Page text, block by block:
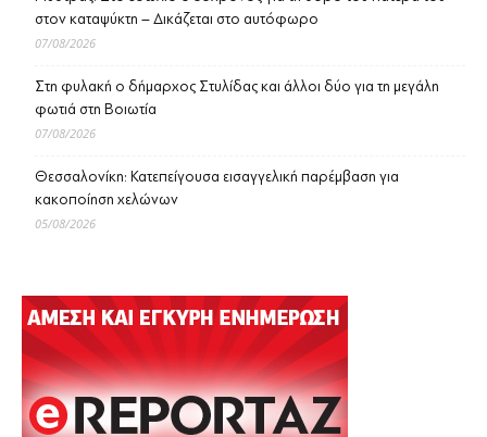
στον καταψύκτη – Δικάζεται στο αυτόφωρο
07/08/2026
Στη φυλακή ο δήμαρχος Στυλίδας και άλλοι δύο για τη μεγάλη
φωτιά στη Βοιωτία
07/08/2026
Θεσσαλονίκη: Κατεπείγουσα εισαγγελική παρέμβαση για
κακοποίηση χελώνων
05/08/2026